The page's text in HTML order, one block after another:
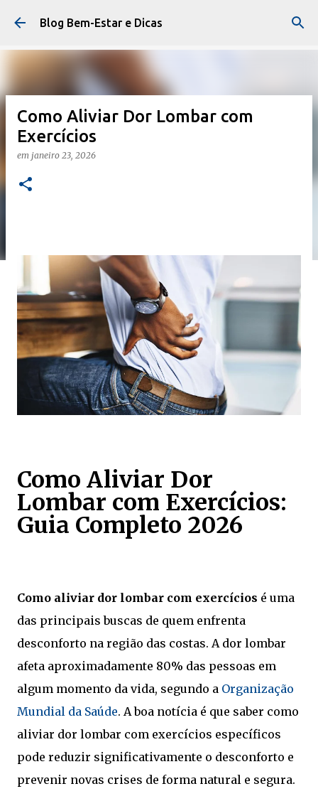
Pular para o conteúdo principal
Blog Bem-Estar e Dicas
Como Aliviar Dor Lombar com
Exercícios
em janeiro 23, 2026
Como Aliviar Dor
Lombar com Exercícios:
Guia Completo 2026
Como aliviar dor lombar com exercícios é uma
das principais buscas de quem enfrenta
desconforto na região das costas. A dor lombar
afeta aproximadamente 80% das pessoas em
algum momento da vida, segundo a Organização
Mundial da Saúde. A boa notícia é que saber como
aliviar dor lombar com exercícios específicos
pode reduzir significativamente o desconforto e
prevenir novas crises de forma natural e segura.